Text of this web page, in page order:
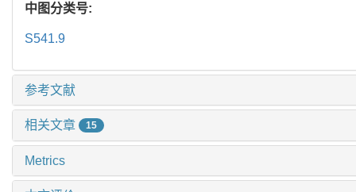
中图分类号:
S541.9
参考文献
相关文章 15
Metrics